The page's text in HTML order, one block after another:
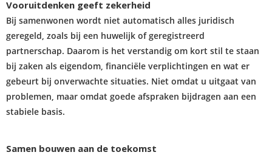
Vooruitdenken geeft zekerheid
Bij samenwonen wordt niet automatisch alles juridisch
geregeld, zoals bij een huwelijk of geregistreerd
partnerschap. Daarom is het verstandig om kort stil te staan
bij zaken als eigendom, financiële verplichtingen en wat er
gebeurt bij onverwachte situaties. Niet omdat u uitgaat van
problemen, maar omdat goede afspraken bijdragen aan een
stabiele basis.
Samen bouwen aan de toekomst